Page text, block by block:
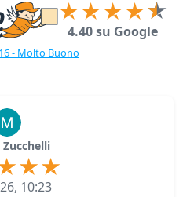
4.40 su Google
- Molto Buono
Zucchelli
10:23